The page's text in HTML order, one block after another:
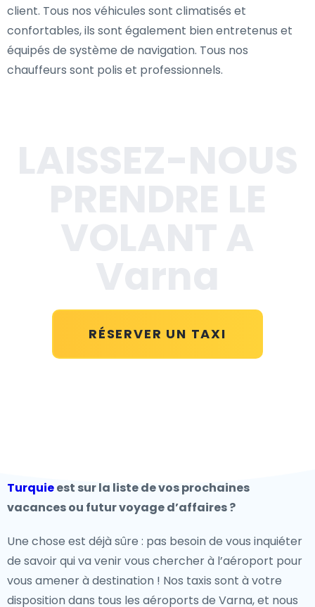
client. Tous nos véhicules sont climatisés et
confortables, ils sont également bien entretenus et
équipés de système de navigation. Tous nos
chauffeurs sont polis et professionnels.
RÉSERVER UN TAXI
Turquieest sur la liste de vos prochaines
vacances ou futur voyage d’affaires ?
Une chose est déjà sûre : pas besoin de vous inquiéter
de savoir qui va venir vous chercher à l’aéroport pour
vous amener à destination ! Nos taxis sont à votre
disposition dans tous les aéroports de Varna, et nous